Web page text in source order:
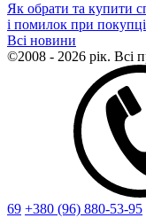
Як обрати та купити
і помилок при покупці
Всі новини
©2008 - 2026 рік. Всі
69 +380 (96) 880-53-95